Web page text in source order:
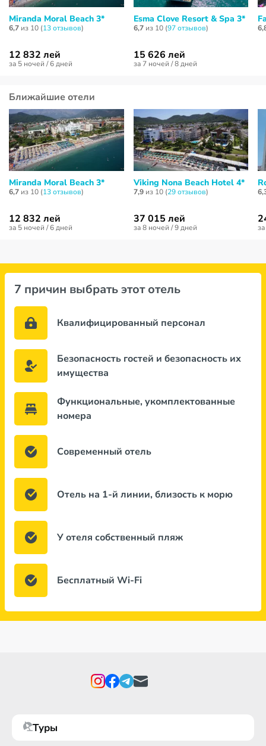
Miranda Moral Beach 3*
6,7 из 10 (13 отзывов)
12 832 лей
за 5 ночей / 6 дней
Esma Clove Resort & Spa 3*
6,7из 10 (97 отзывов)
15 626 лей
за 7 ночей / 8 дней
Ближайшие отели
Miranda Moral Beach 3*
6,7 из 10 (13 отзывов)
12 832 лей
за 5 ночей / 6 дней
Viking Nona Beach Hotel 4*
7,9из 10 (29 отзывов)
37 015 лей
за 8 ночей / 9 дней
7 причин выбрать этот отель
Квалифицированный персонал
Безопасность гостей и безопасность их
имущества
Функциональные, укомплектованные
номера
Современный отель
Отель на 1-й линии, близость к морю
У отеля собственный пляж
Бесплатный Wi-Fi
Туры